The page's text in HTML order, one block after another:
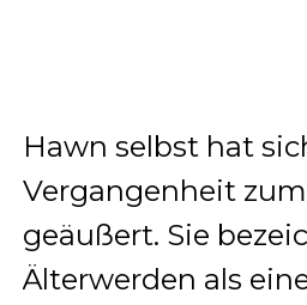
Hawn selbst hat
Vergangenheit
geäußert. Sie
Älterwerden als